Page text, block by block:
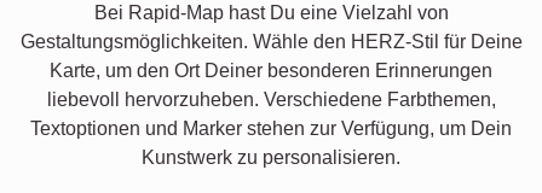
Bei Rapid-Map hast Du eine Vielzahl von
Gestaltungsmöglichkeiten. Wähle den HERZ-Stil für Deine
Karte, um den Ort Deiner besonderen Erinnerungen
liebevoll hervorzuheben. Verschiedene Farbthemen,
Textoptionen und Marker stehen zur Verfügung, um Dein
Kunstwerk zu personalisieren.